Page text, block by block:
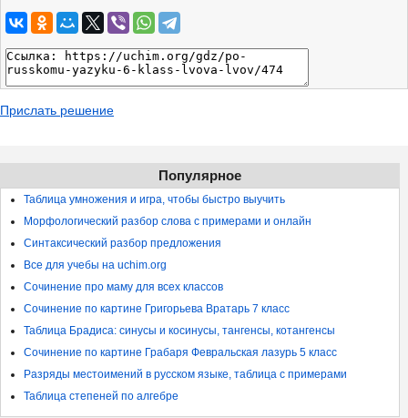
Прислать решение
Популярное
Таблица умножения и игра, чтобы быстро выучить
Морфологический разбор слова с примерами и онлайн
Синтаксический разбор предложения
Все для учебы на uchim.org
Сочинение про маму для всех классов
Сочинение по картине Григорьева Вратарь 7 класс
Таблица Брадиса: синусы и косинусы, тангенсы, котангенсы
Сочинение по картине Грабаря Февральская лазурь 5 класс
Разряды местоимений в русском языке, таблица с примерами
Таблица степеней по алгебре